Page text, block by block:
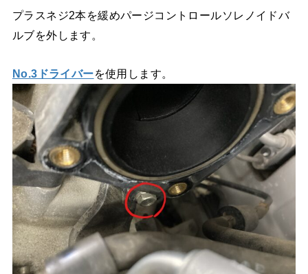
プラスネジ2本を緩めパージコントロールソレノイドバ
ルブを外します。
No.3ドライバーを使用します。